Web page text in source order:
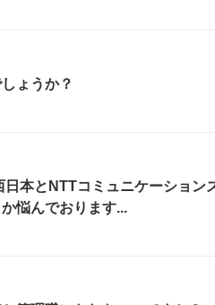
ょうか？
本とNTTコミュニケーション
悩んでおります...